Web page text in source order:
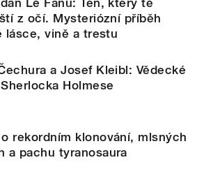
z očí. Mysteriózní příběh
lásce, vině a trestu
a Josef Kleibl: Vědecké
Holmese
rekordním klonování, mlsných
a pachu tyranosaura